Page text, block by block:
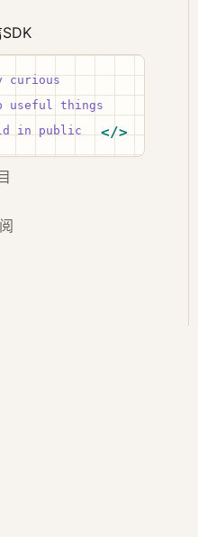
curious
useful things
in public
</>